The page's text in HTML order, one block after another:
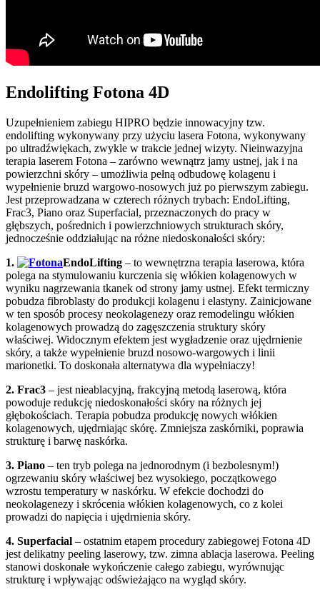
Endolifting Fotona 4D
Uzupełnieniem zabiegu HIPRO będzie innowacyjny tzw.
endolifting wykonywany przy użyciu lasera Fotona, wykonywany
po ultradźwiękach, zwykle w trakcie jednej wizyty. Nieinwazyjna
terapia laserem Fotona – zarówno wewnątrz jamy ustnej, jak i na
powierzchni skóry – umożliwia pełną odbudowę kolagenu i
wypełnienie bruzd wargowo-nosowych już po pierwszym zabiegu.
Jest przeprowadzana w czterech różnych trybach: EndoLifting,
Frac3, Piano oraz Superfacial, przeznaczonych do pracy w
głębszych, pośrednich i powierzchniowych strukturach skóry,
jednocześnie oddziałując na różne niedoskonałości skóry:
1.
EndoLifting – to wewnętrzna terapia laserowa, która
polega na stymulowaniu kurczenia się włókien kolagenowych w
wyniku nagrzewania tkanek od strony jamy ustnej. Efekt termiczny
pobudza fibroblasty do produkcji kolagenu i elastyny. Zainicjowane
w ten sposób procesy neokolagenezy oraz remodelingu włókien
kolagenowych prowadzą do zagęszczenia struktury skóry
właściwej. Widocznym efektem jest wygładzenie oraz ujędrnienie
skóry, a także wypełnienie bruzd nosowo-wargowych i linii
marionetki. To doskonała alternatywa dla wypełniaczy!
2. Frac3 – jest nieablacyjną, frakcyjną metodą laserową, która
powoduje redukcję niedoskonałości skóry na różnych jej
głębokościach. Terapia pobudza produkcję nowych włókien
kolagenowych, ujędrniając skórę. Zmniejsza zaskórniki, poprawia
strukturę i barwę naskórka.
3. Piano – ten tryb polega na jednorodnym (i bezbolesnym!)
ogrzewaniu skóry właściwej bez wysokiego, początkowego
wzrostu temperatury w naskórku. W efekcie dochodzi do
neokolagenezy i skrócenia włókien kolagenowych, co z kolei
prowadzi do napięcia i ujędrnienia skóry.
4. Superfacial – ostatnim etapem procedury zabiegowej Fotona 4D
jest delikatny peeling laserowy, tzw. zimna ablacja laserowa. Peeling
stanowi doskonałe wykończenie całego zabiegu, wyrównując
strukturę i wpływając odświeżająco na wygląd skóry.